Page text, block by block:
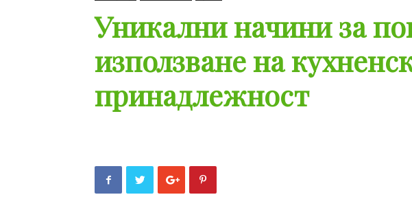
Уникални начини за
използване на
принадлежност